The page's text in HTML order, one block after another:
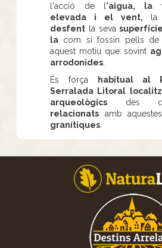
l'acció de l 'aigua, la
elevada i el vent, la
desfent la seva
la com si fossin pells de
aquest motiu que sovint
arrodonides
És força
habitual al
Serralada Litoral
arqueològics des
relacionats amb
granítiques